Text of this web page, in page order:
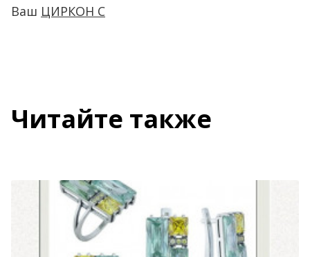
Ваш ЦИРКОН С
Читайте также